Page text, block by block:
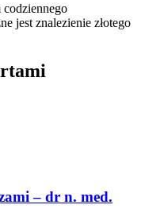
jest znalezienie złotego
– dr n. med.